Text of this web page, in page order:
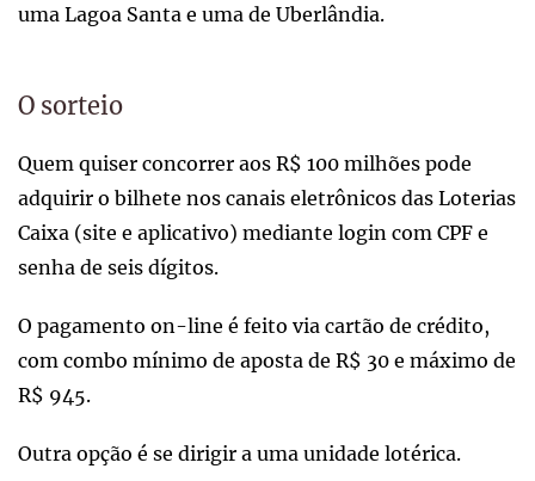
uma Lagoa Santa e uma de Uberlândia.
O sorteio
Quem quiser concorrer aos R$ 100 milhões pode
adquirir o bilhete nos canais eletrônicos das Loterias
Caixa (site e aplicativo) mediante login com CPF e
senha de seis dígitos.
O pagamento on-line é feito via cartão de crédito,
com combo mínimo de aposta de R$ 30 e máximo de
R$ 945.
Outra opção é se dirigir a uma unidade lotérica.